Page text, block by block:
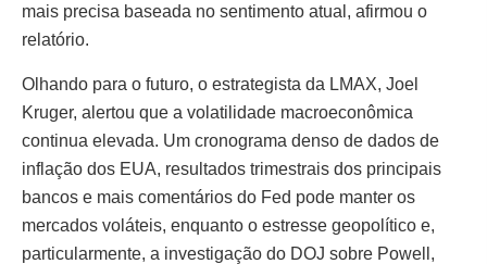
mais precisa baseada no sentimento atual, afirmou o
relatório.
Olhando para o futuro, o estrategista da LMAX, Joel
Kruger, alertou que a volatilidade macroeconômica
continua elevada. Um cronograma denso de dados de
inflação dos EUA, resultados trimestrais dos principais
bancos e mais comentários do Fed pode manter os
mercados voláteis, enquanto o estresse geopolítico e,
particularmente, a investigação do DOJ sobre Powell,